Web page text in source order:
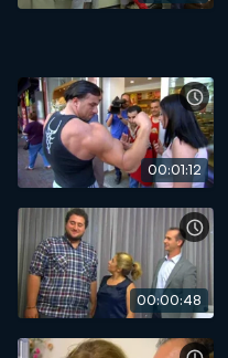
00:01:12
00:00:48